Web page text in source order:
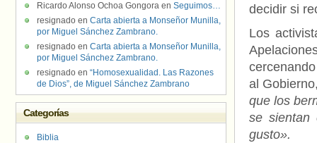
decidir si
Los
al
que los
se sientan
gusto».
Ricardo Alonso Ochoa Gongora en Seguimos…
resignado en Carta abierta a Monseñor Munilla,
por Miguel Sánchez Zambrano.
resignado en Carta abierta a Monseñor Munilla,
por Miguel Sánchez Zambrano.
resignado en “Homosexualidad. Las Razones
de Dios”, de Miguel Sánchez Zambrano
Categorías
Biblia